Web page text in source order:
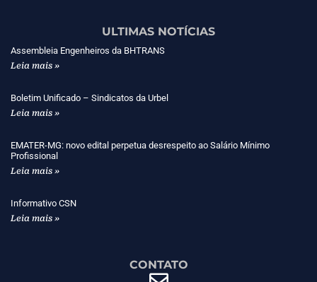
ULTIMAS NOTÍCIAS
Assembleia Engenheiros da BHTRANS
Leia mais »
Boletim Unificado – Sindicatos da Urbel
Leia mais »
EMATER-MG: novo edital perpetua desrespeito ao Salário Mínimo
Profissional
Leia mais »
Informativo CSN
Leia mais »
CONTATO